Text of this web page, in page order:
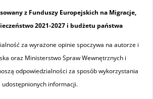
z Funduszy Europejskich na Migracje,
2021-2027 i budżetu państwa
za wyrażone opinie spoczywa na autorze i
oraz Ministerstwo Spraw Wewnętrznych i
odpowiedzialności za sposób wykorzystania
udostępnionych informacji.